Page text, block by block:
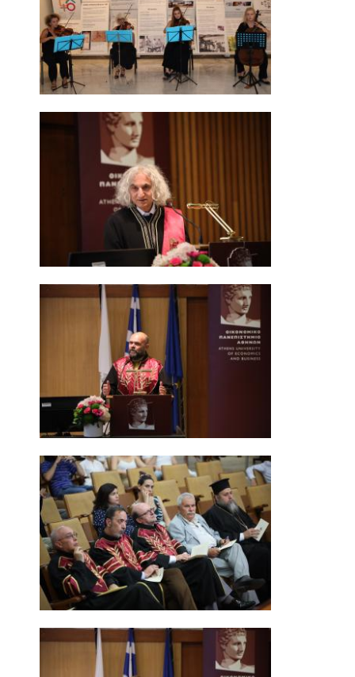
ΑΠΟ ΤΕΛΕΙΟΦΟΙΤΟΥΣ
ΕΚΘΕΣΕΙΣ ΕΞΩΤΕΡΙΚΗΣ ΑΞΙΟΛΟΓΗΣΗΣ
MΟ.ΔΙ.Π.
ΕΡΕΥΝΑ
ΕΚΠΑΙΔΕΥΤΙΚΑ ΕΡΓΑΣΤΗΡΙΑ
ΕΡΕΥΝΗΤΙΚΑ ΕΡΓΑΣΤΗΡΙΑ
ΕΡΓΑΣΤΗΡΙΟ ΜΕΛΕΤΩΝ ΟΙΚΟΝΟΜΙΚΗΣ
ΠΟΛΙΤΙΚΗΣ
ΕΡΓΑΣΤΗΡΙΟ ΟΙΚΟΝΟΜΕΤΡΙΑΣ
ΕΡΓΑΣΤΗΡΙΟ ΟΙΚΟΝΟΜΙΚΗΣ ΑΝΑΠΤΥΞΗΣ ΚΑΙ
ΚΟΙΝΩΝΙΚΗΣ ΠΟΛΙΤΙΚΗΣ
ΜΕΤΑΔΙΔΑΚΤΟΡΙΚΗ ΕΡΕΥΝΑ
ΠΡΟΣΦΑΤΕΣ ΔΗΜΟΣΙΕΥΣΕΙΣ
ΜΕΛΩΝ ΔΕΠ
ΥΠΟΨΗΦΙΩΝ ΔΙΔΑΚΤΟΡΩΝ - ΔΙΔΑΚΤΟΡΩΝ &
ΜΕΤΑΔΙΔΑΚΤΟΡΙΚΩΝ ΕΡΕΥΝΗΤΩΝ
ΣΥΝΕΔΡΙΑ
ΕΡΕΥΝΗΤΙΚΑ ΔΟΚΙΜΙΑ
ΣΕΙΡΕΣ ΣΕΜΙΝΑΡΙΩΝ
RESEARCH SEMINAR SERIES
JERS SEMINARS